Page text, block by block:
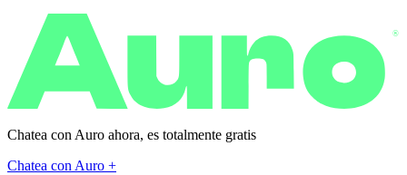
®
Chatea con Auro ahora, es totalmente gratis
Chatea con Auro +